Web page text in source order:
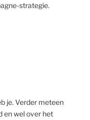
strategie.
je. Verder meteen
en wel over het